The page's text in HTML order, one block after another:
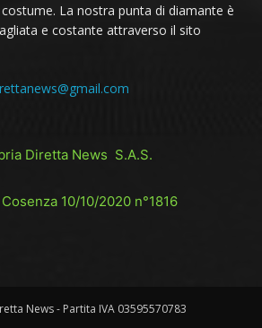
La nostra punta di diamante è
e costante attraverso il sito
Diretta News S.A.S.
10/10/2020 n°1816
News - Partita IVA 03595570783